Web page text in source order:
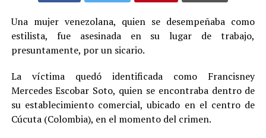
Una mujer venezolana, quien se desempeñaba como
estilista, fue asesinada en su lugar de trabajo,
presuntamente, por un sicario.
La víctima quedó identificada como Francisney
Mercedes Escobar Soto, quien se encontraba dentro de
su establecimiento comercial, ubicado en el centro de
Cúcuta (Colombia), en el momento del crimen.